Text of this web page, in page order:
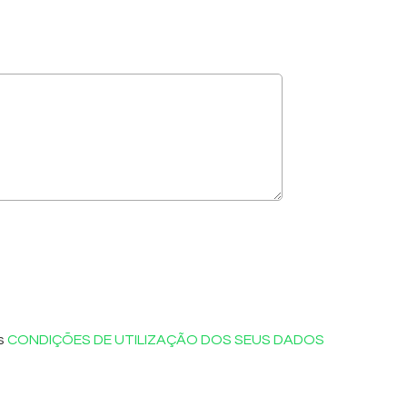
CONDIÇÕES DE UTILIZAÇÃO DOS SEUS DADOS